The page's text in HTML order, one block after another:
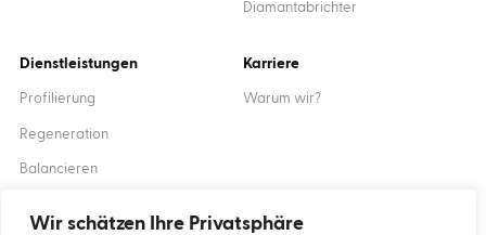
Wir schätzen Ihre Privatsphäre
Diamantabrichter
Dienstleistungen
Profilierung
Regeneration
Balancieren
Karriere
Warum wir?